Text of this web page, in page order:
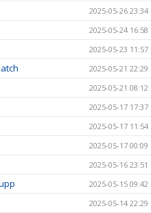
2025-05-26 23:34
2025-05-24 16:58
2025-05-23 11:57
2025-05-21 22:29
2025-05-21 08:12
2025-05-17 17:37
2025-05-17 11:54
2025-05-17 00:09
2025-05-16 23:51
2025-05-15 09:42
2025-05-14 22:29